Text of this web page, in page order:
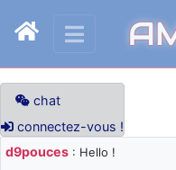
chat
connectez-vous !
d9pouces : Hello !